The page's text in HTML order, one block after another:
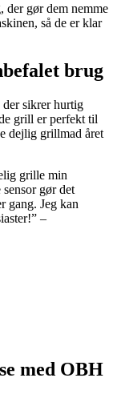
gør dem nemme
så de er klar
brug
sikrer hurtig
grill er perfekt til
dejlig grillmad året
grille min
gør det
gang. Jeg kan
–
med OBH